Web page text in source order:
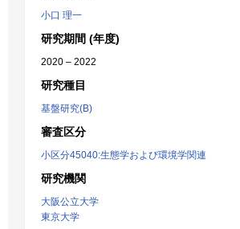
小口 理一
研究期間 (年度)
2020 – 2022
研究種目
基盤研究(B)
審査区分
小区分45040:生態学および環境学関連
研究機関
大阪公立大学
東京大学